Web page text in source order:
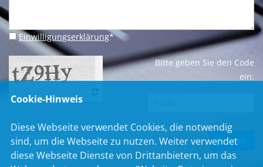
Einwilligungserklärung*
Bitte geben Sie den Code
ein:
* Pflichtfeld
Cookie-Hinweis
Diese Webseite verwendet Cookies, die notwendig
sind, um die Webseite zu nutzen. Weiter verwendet
diese Webseite Dienste von Drittanbietern, um das